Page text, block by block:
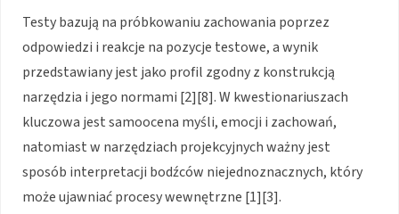
Testy bazują na próbkowaniu zachowania poprzez
odpowiedzi i reakcje na pozycje testowe, a wynik
przedstawiany jest jako profil zgodny z konstrukcją
narzędzia i jego normami [2][8]. W kwestionariuszach
kluczowa jest samoocena myśli, emocji i zachowań,
natomiast w narzędziach projekcyjnych ważny jest
sposób interpretacji bodźców niejednoznacznych, który
może ujawniać procesy wewnętrzne [1][3].